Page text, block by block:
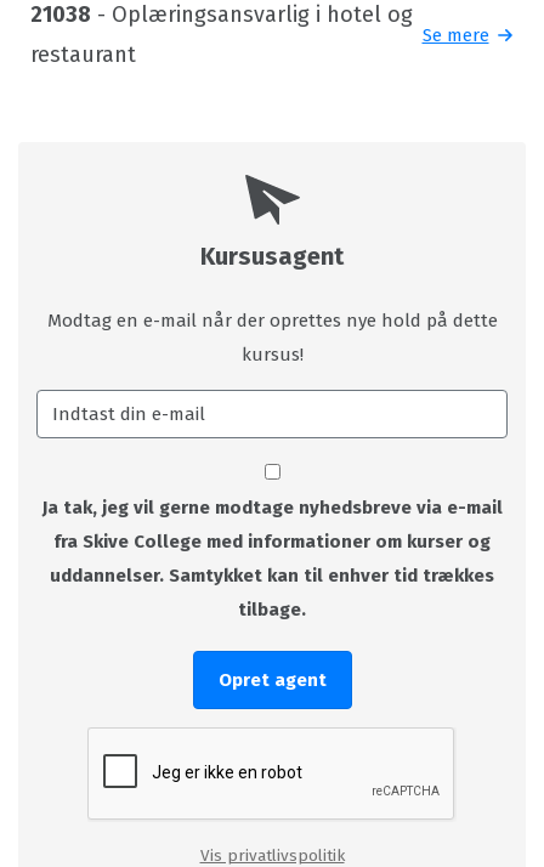
21038 - Oplæringsansvarlig i hotel og
restaurant
Se mere
Kursusagent
Modtag en e-mail når der oprettes nye hold på dette
kursus!
Ja tak, jeg vil gerne modtage nyhedsbreve via e-mail
fra Skive College med informationer om kurser og
uddannelser. Samtykket kan til enhver tid trækkes
tilbage.
Opret agent
Vis privatlivspolitik